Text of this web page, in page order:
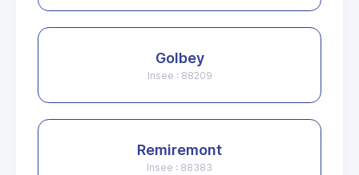
Golbey
Insee : 88209
Remiremont
Insee : 88383